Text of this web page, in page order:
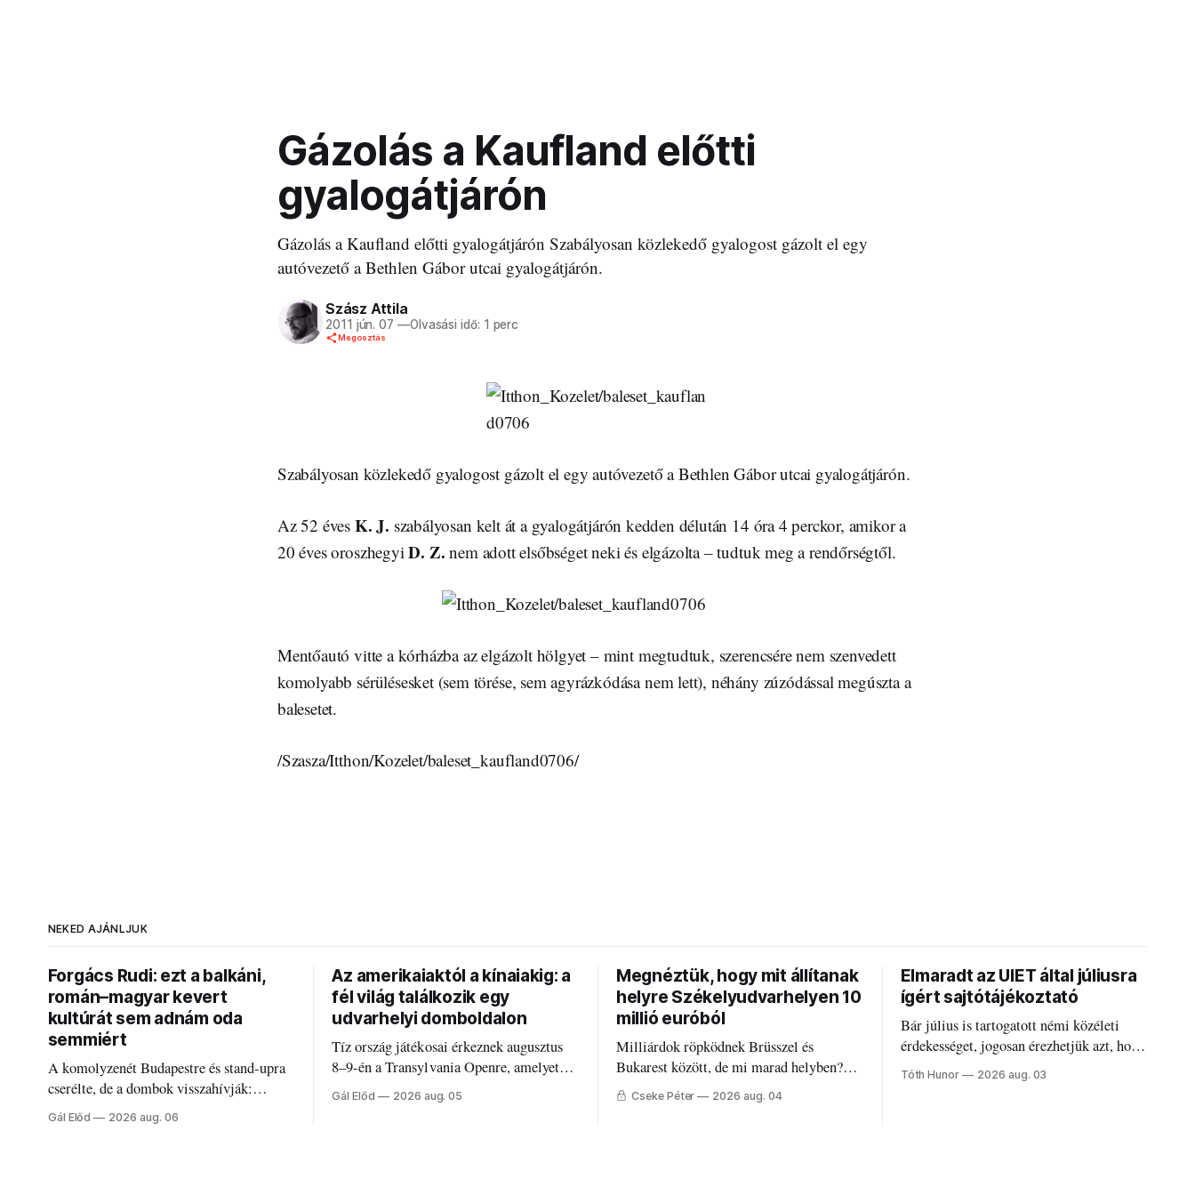
Gázolás a Kaufland előtti
gyalogátjárón
Gázolás a Kaufland előtti gyalogátjárón Szabályosan közlekedő gyalogost gázolt el egy
autóvezető a Bethlen Gábor utcai gyalogátjárón.
Szász Attila
2011 jún. 07 —Olvasási idő: 1 perc
Megosztás
Szabályosan közlekedő gyalogost gázolt el egy autóvezető a Bethlen Gábor utcai gyalogátjárón.
Az 52 éves K. J. szabályosan kelt át a gyalogátjárón kedden délután 14 óra 4 perckor, amikor a
20 éves oroszhegyiD. Z. nem adott elsőbséget neki és elgázolta – tudtuk meg a rendőrségtől.
Mentőautó vitte a kórházba az elgázolt hölgyet – mint megtudtuk, szerencsére nem szenvedett
komolyabb sérülésesket (sem törése, sem agyrázkódása nem lett), néhány zúzódással megúszta a
balesetet.
/Szasza/Itthon/Kozelet/baleset_kaufland0706/
NEKED AJÁNLJUK
Forgács Rudi: ezt a balkáni,
román–magyar kevert
kultúrát sem adnám oda
semmiért
A komolyzenét Budapestre és stand-upra
cserélte, de a dombok visszahívják:
Forgács Rudi humorról, származásról és
Gál Előd 2026 aug. 06
Az amerikaiaktól a kínaiakig: a
fél világ találkozik egy
udvarhelyi domboldalon
Tíz ország játékosai érkeznek augusztus
8–9-én a Transylvania Openre, amelyet
Románia legrégebben működő állandó
discgolfpályáján rendeznek meg.
Gál Előd 2026 aug. 05
Megnéztük, hogy mit állítanak
helyre Székelyudvarhelyen 10
millió euróból
Milliárdok röpködnek Brüsszel és
Bukarest között, de mi marad helyben?
Mire költik a PNRR-pénzeket
Cseke Péter 2026 aug. 04
Elmaradt az UIET által júliusra
ígért sajtótájékoztató
Bár július is tartogatott némi közéleti
érdekességet, jogosan érezhetjük azt, hogy
valami elmaradt.
Tóth Hunor 2026 aug. 03